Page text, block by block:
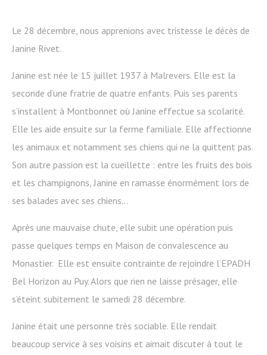
Le 28 décembre, nous apprenions avec tristesse le décès de
Janine Rivet.
Janine est née le 15 juillet 1937 à Malrevers. Elle est la
seconde d’une fratrie de quatre enfants. Puis ses parents
s’installent à Montbonnet où Janine effectue sa scolarité.
Elle les aide ensuite sur la ferme familiale. Elle affectionne
les animaux et notamment ses chiens qui ne la quittent pas.
Son autre passion est la cueillette : entre les fruits des bois
et les champignons, Janine en ramasse énormément lors de
ses balades avec ses chiens…
Après une mauvaise chute, elle subit une opération puis
passe quelques temps en Maison de convalescence au
Monastier. Elle est ensuite contrainte de rejoindre l’EPADH
Bel Horizon au Puy. Alors que rien ne laisse présager, elle
s’éteint subitement le samedi 28 décembre.
Janine était une personne très sociable. Elle rendait
beaucoup service à ses voisins et aimait discuter à tout le